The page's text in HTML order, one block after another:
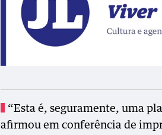
“Esta é, seguramente, uma
afirmou em conferência de